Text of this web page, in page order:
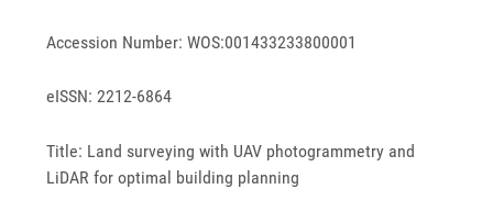
Accession Number: WOS:001433233800001
eISSN: 2212-6864
Title: Land surveying with UAV photogrammetry and
LiDAR for optimal building planning